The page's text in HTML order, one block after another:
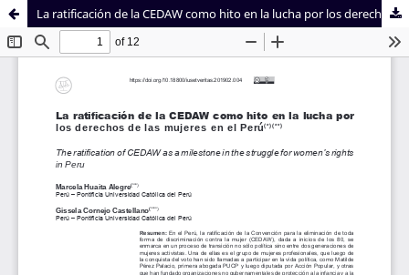
Sistema de
Bibliotecas
Facultad de
Derecho
La ratificación de la CEDAW como hito en la lucha por los derechos de las mujeres en el Perú